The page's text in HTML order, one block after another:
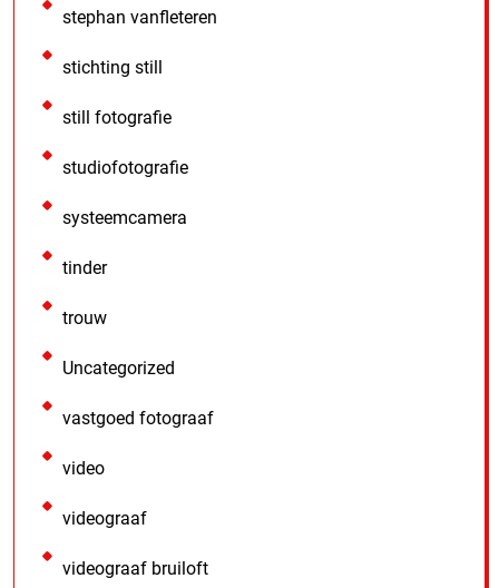
stephan vanfleteren
stichting still
still fotografie
studiofotografie
systeemcamera
tinder
trouw
Uncategorized
vastgoed fotograaf
video
videograaf
videograaf bruiloft